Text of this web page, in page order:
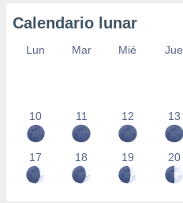
Calendario lunar
Lun Mar Mié Jue
10 11 12 13
17 18 19 20